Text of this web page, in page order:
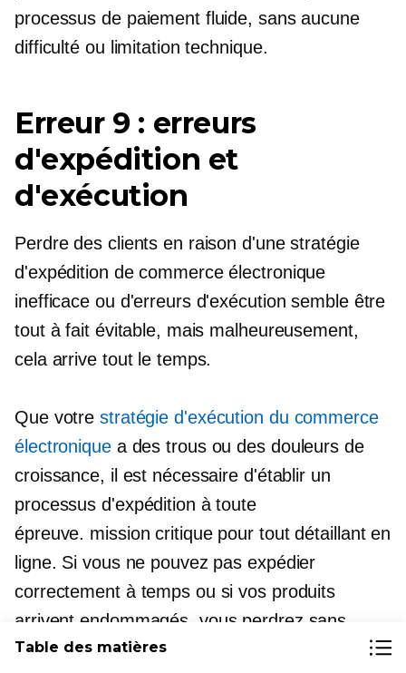
processus de paiement fluide, sans aucune
difficulté ou limitation technique.
Erreur 9 : erreurs
d'expédition et
d'exécution
Perdre des clients en raison d'une stratégie
d'expédition de commerce électronique
inefficace ou d'erreurs d'exécution semble être
tout à fait évitable, mais malheureusement,
cela arrive tout le temps.
Que votrestratégie d'exécution du commerce
électroniquea des trous ou des douleurs de
croissance, il est nécessaire d'établir un
processus d'expédition à toute
épreuve. mission critiquepour tout détaillant en
ligne. Si vous ne pouvez pas expédier
correctement à temps ou si vos produits
arrivent endommagés, vous perdrez sans
aucun doute des clients.
Table des matières